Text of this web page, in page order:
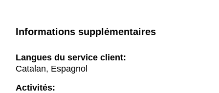
Informations supplémentaires
Langues du service client:
Catalan, Espagnol
Activités: